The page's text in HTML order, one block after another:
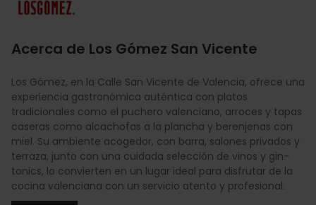
Acerca de Los Gómez San Vicente
Los Gómez, en la Calle San Vicente de Valencia, ofrece una
experiencia gastronómica auténtica con platos
tradicionales como el puchero valenciano, arroces y tapas
caseras como alcachofas a la plancha y berenjenas con
miel. Su ambiente acogedor, con barra, salones privados y
terraza, junto con una cuidada selección de vinos y gin-
tonics, lo convierten en un lugar ideal para disfrutar de la
cocina valenciana con un servicio atento y profesional.